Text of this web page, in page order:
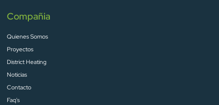
Compañia
Quienes Somos
Proyectos
District Heating
Noticias
Contacto
Faq's